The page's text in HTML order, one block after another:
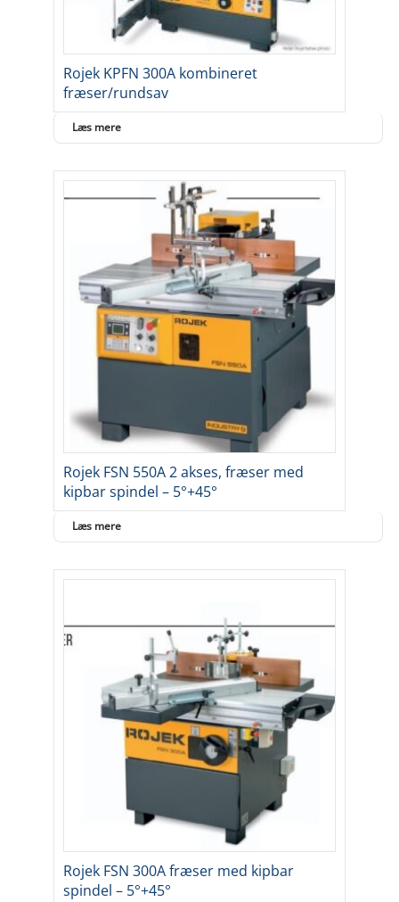
Rojek KPFN 300A kombineret
fræser/rundsav
Læs mere
Rojek FSN 550A 2 akses, fræser med
kipbar spindel – 5°+45°
Læs mere
Rojek FSN 300A fræser med kipbar
spindel – 5°+45°